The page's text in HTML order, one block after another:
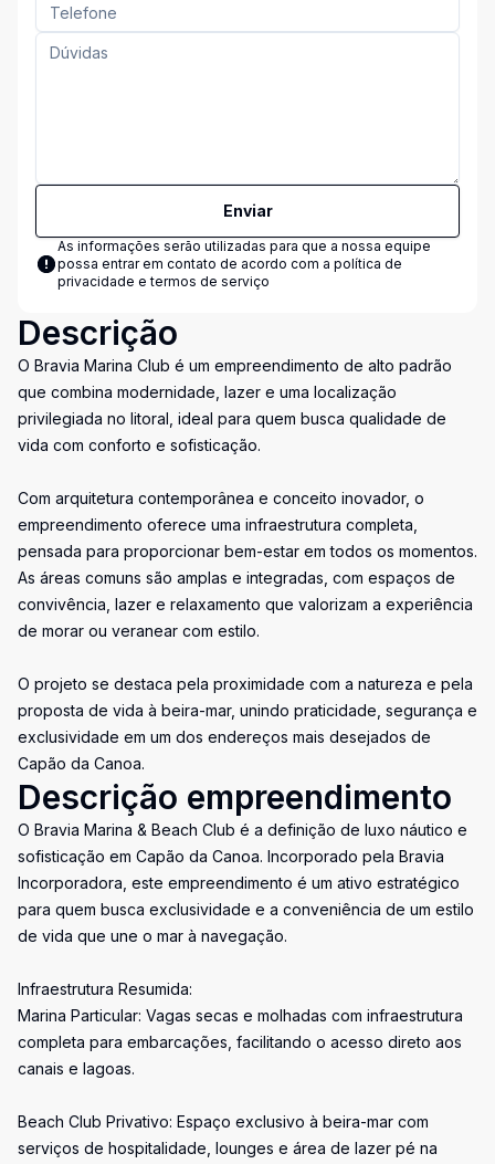
Enviar
As informações serão utilizadas para que a nossa equipe
possa entrar em contato de acordo com a política de
privacidade e termos de serviço
Descrição
O Bravia Marina Club é um empreendimento de alto padrão
que combina modernidade, lazer e uma localização
privilegiada no litoral, ideal para quem busca qualidade de
vida com conforto e sofisticação.
Com arquitetura contemporânea e conceito inovador, o
empreendimento oferece uma infraestrutura completa,
pensada para proporcionar bem-estar em todos os momentos.
As áreas comuns são amplas e integradas, com espaços de
convivência, lazer e relaxamento que valorizam a experiência
de morar ou veranear com estilo.
O projeto se destaca pela proximidade com a natureza e pela
proposta de vida à beira-mar, unindo praticidade, segurança e
exclusividade em um dos endereços mais desejados de
Capão da Canoa.
Descrição empreendimento
O Bravia Marina & Beach Club é a definição de luxo náutico e
sofisticação em Capão da Canoa. Incorporado pela Bravia
Incorporadora, este empreendimento é um ativo estratégico
para quem busca exclusividade e a conveniência de um estilo
de vida que une o mar à navegação.
Infraestrutura Resumida:
Marina Particular: Vagas secas e molhadas com infraestrutura
completa para embarcações, facilitando o acesso direto aos
canais e lagoas.
Beach Club Privativo: Espaço exclusivo à beira-mar com
serviços de hospitalidade, lounges e área de lazer pé na